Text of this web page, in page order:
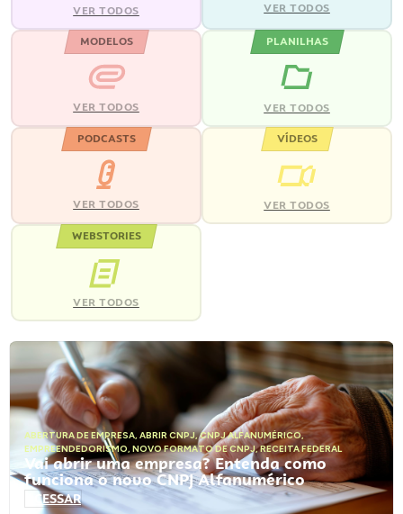
VER TODOS VER TODOS
MODELOS
VER TODOS
PLANILHAS
VER TODOS
PODCASTS
VER TODOS
VÍDEOS
VER TODOS
WEBSTORIES
VER TODOS
ABERTURA DE EMPRESA, ABRIR CNPJ,CNPJ ALFANUMÉRICO,
EMPREENDEDORISMO, NOVO FORMATO DE CNPJ,RECEITA FEDERAL
Vai abrir uma empresa? Entenda como
funciona o novo CNPJ Alfanumérico
ACESSAR